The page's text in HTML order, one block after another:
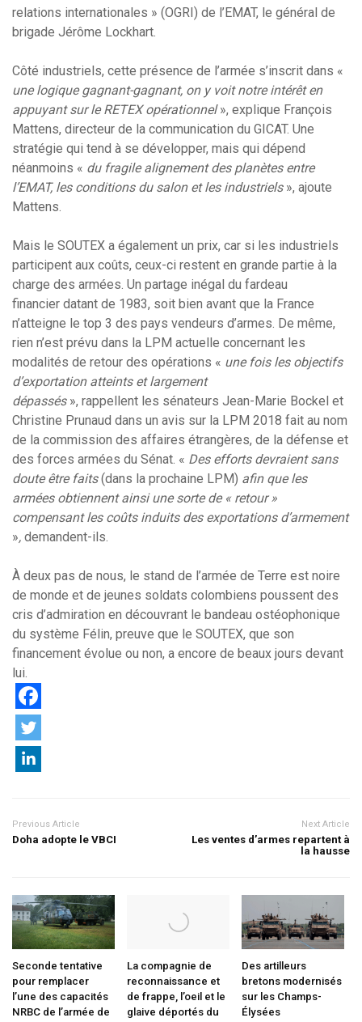
relations internationales » (OGRI) de l’EMAT, le général de
brigade Jérôme Lockhart.
Côté industriels, cette présence de l’armée s’inscrit dans «
une logique gagnant-gagnant, on y voit notre intérêt en
appuyant sur le RETEX opérationnel», explique François
Mattens, directeur de la communication du GICAT. Une
stratégie qui tend à se développer, mais qui dépend
néanmoins « du fragile alignement des planètes entre
l’EMAT, les conditions du salon et les industriels», ajoute
Mattens.
Mais le SOUTEX a également un prix, car si les industriels
participent aux coûts, ceux-ci restent en grande partie à la
charge des armées. Un partage inégal du fardeau
financier datant de 1983, soit bien avant que la France
n’atteigne le top 3 des pays vendeurs d’armes. De même,
rien n’est prévu dans la LPM actuelle concernant les
modalités de retour des opérations « une fois les objectifs
d’exportation atteints et largement
dépassés», rappellent les sénateurs Jean-Marie Bockel et
Christine Prunaud dans un avis sur la LPM 2018 fait au nom
de la commission des affaires étrangères, de la défense et
des forces armées du Sénat. « Des efforts devraient sans
doute être faits(dans la prochaine LPM) afin que les
armées obtiennent ainsi une sorte de « retour »
compensant les coûts induits des exportations d’armement
», demandent-ils.
À deux pas de nous, le stand de l’armée de Terre est noire
de monde et de jeunes soldats colombiens poussent des
cris d’admiration en découvrant le bandeau ostéophonique
du système Félin, preuve que le SOUTEX, que son
financement évolue ou non, a encore de beaux jours devant
lui.
Previous Article
Doha adopte le VBCI
Next Article
Les ventes d’armes repartent à
la hausse
Seconde tentative
pour remplacer
l’une des capacités
NRBC de l’armée de
La compagnie de
reconnaissance et
de frappe, l’oeil et le
glaive déportés du
Des artilleurs
bretons modernisés
sur les Champs-
Élysées